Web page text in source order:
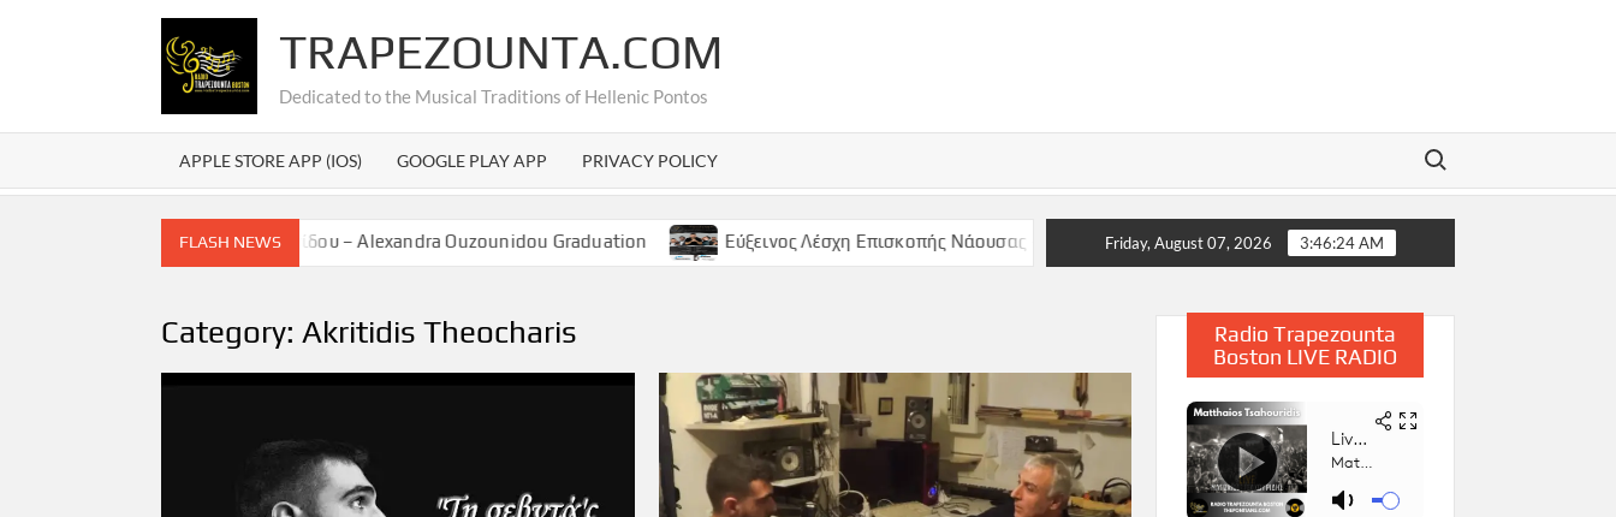
TRAPEZOUNTA.COM
Dedicated to the Musical Traditions of Hellenic Pontos
APPLE STORE APP (IOS) GOOGLE PLAY APP PRIVACY POLICY
Search for:
FLASH NEWS
Αλεξάνδρας Ουζουνίδου – Alexandra Ouzounidou Graduation Εύξεινος Λέσχη Επισκοπής Νάουσας – Παρασκευή 9 Μαϊου, 2025 Η Παρουσίαση του Βιβλίου «Συμβολή
Friday, August 07, 2026 3:46:25 AM
Category:Akritidis Theocharis
Radio Trapezounta
Boston LIVE RADIO